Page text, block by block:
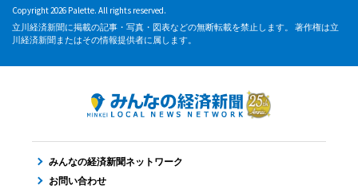
Copyright 2026 Palette. All rights reserved.
立川経済新聞に掲載の記事・写真・図表などの無断転載を禁止します。 著作権は立
川経済新聞またはその情報提供者に属します。
みんなの経済新聞ネットワーク
お問い合わせ